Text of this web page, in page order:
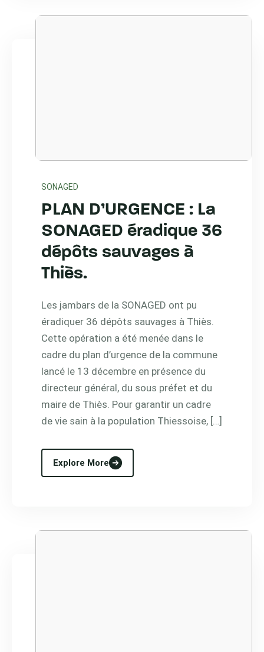
SONAGED
PLAN D’URGENCE : La
SONAGED éradique 36
dépôts sauvages à
Thiès.
Les jambars de la SONAGED ont pu
éradiquer 36 dépôts sauvages à Thiès.
Cette opération a été menée dans le
cadre du plan d’urgence de la commune
lancé le 13 décembre en présence du
directeur général, du sous préfet et du
maire de Thiès. Pour garantir un cadre
de vie sain à la population Thiessoise, […]
Explore More